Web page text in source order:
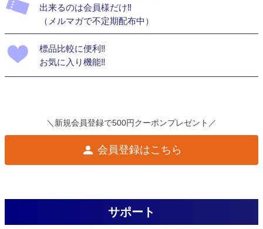
出来るのは会員様だけ‼
（メルマガで不定期配布中）
標品比較に便利‼
お気に入り機能‼
＼新規会員登録で500円クーポンプレゼント／
会員登録はこちら
サポート